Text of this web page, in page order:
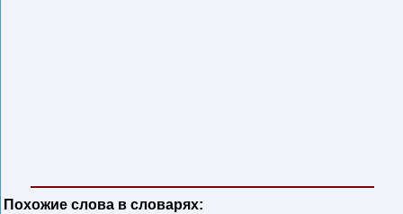
Похожие слова в словарях: